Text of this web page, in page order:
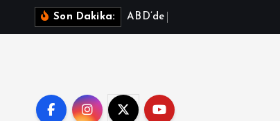
Son Dakika: A B D’d e